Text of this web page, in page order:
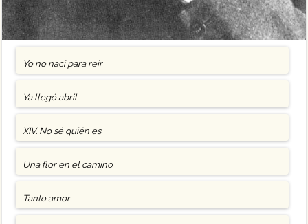
Yo no nací para reír
Ya llegó abril
XIV. No sé quién es
Una flor en el camino
Tanto amor